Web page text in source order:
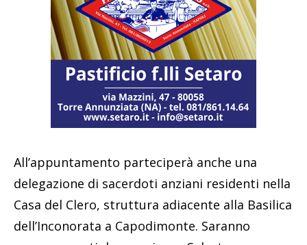
All’appuntamento parteciperà anche una
delegazione di sacerdoti anziani residenti nella
Casa del Clero, struttura adiacente alla Basilica
dell’Inconorata a Capodimonte. Saranno